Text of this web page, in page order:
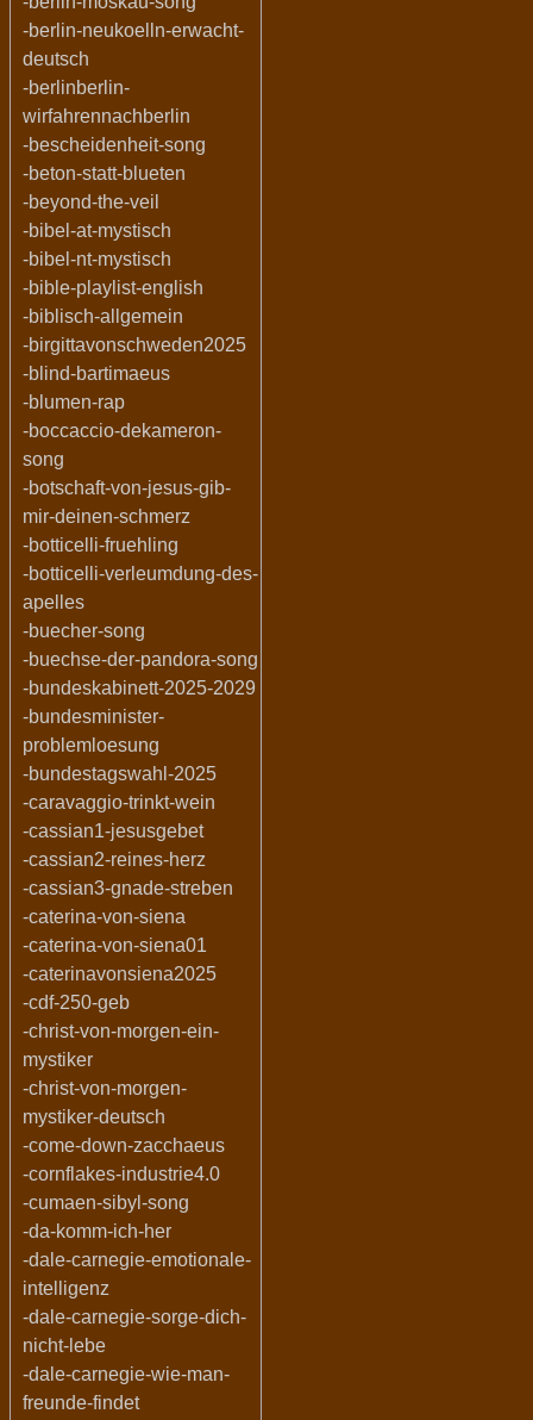
-berlin-neukoelln-erwacht-
deutsch
-berlinberlin-
wirfahrennachberlin
-bescheidenheit-song
-beton-statt-blueten
-beyond-the-veil
-bibel-at-mystisch
-bibel-nt-mystisch
-bible-playlist-english
-biblisch-allgemein
-birgittavonschweden2025
-blind-bartimaeus
-blumen-rap
-boccaccio-dekameron-
song
-botschaft-von-jesus-gib-
mir-deinen-schmerz
-botticelli-fruehling
-botticelli-verleumdung-des-
apelles
-buecher-song
-buechse-der-pandora-song
-bundeskabinett-2025-2029
-bundesminister-
problemloesung
-bundestagswahl-2025
-caravaggio-trinkt-wein
-cassian1-jesusgebet
-cassian2-reines-herz
-cassian3-gnade-streben
-caterina-von-siena
-caterina-von-siena01
-caterinavonsiena2025
-cdf-250-geb
-christ-von-morgen-ein-
mystiker
-christ-von-morgen-
mystiker-deutsch
-come-down-zacchaeus
-cornflakes-industrie4.0
-cumaen-sibyl-song
-da-komm-ich-her
-dale-carnegie-emotionale-
intelligenz
-dale-carnegie-sorge-dich-
nicht-lebe
-dale-carnegie-wie-man-
freunde-findet